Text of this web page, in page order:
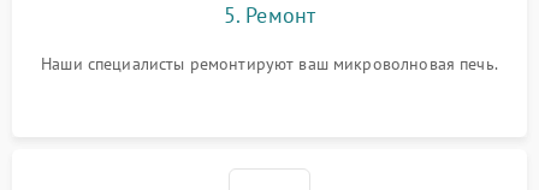
5. Ремонт
Наши специалисты ремонтируют ваш микроволновая печь.